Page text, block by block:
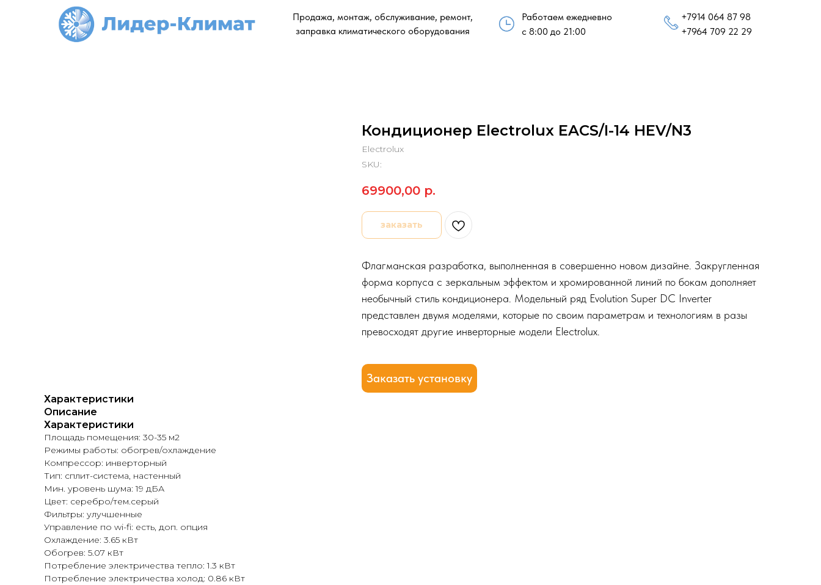
Работаем ежедневно
с 8:00 до 21:00
+7914 064 87 98
+7964 709 22 29
Продажа, монтаж, обслуживание, ремонт,
заправка климатического оборудования
Кондиционер Electrolux EACS/I-14 HEV/N3
Electrolux
SKU:
69900,00 р.
заказать
Флагманская разработка, выполненная в совершенно новом дизайне. Закругленная
форма корпуса с зеркальным эффектом и хромированной линий по бокам дополняет
необычный стиль кондиционера. Модельный ряд Evolution Super DC Inverter
представлен двумя моделями, которые по своим параметрам и технологиям в разы
превосходят другие инверторные модели Electrolux.
Заказать установку
Характеристики
Описание
Характеристики
Площадь помещения: 30-35 м2
Режимы работы: обогрев/охлаждение
Компрессор: инверторный
Тип: сплит-система, настенный
Мин. уровень шума: 19 дБА
Цвет: серебро/тем.серый
Фильтры: улучшенные
Управление по wi-fi: есть, доп. опция
Охлаждение: 3.65 кВт
Обогрев: 5.07 кВт
Потребление электричества тепло: 1.3 кВт
Потребление электричества холод: 0.86 кВт